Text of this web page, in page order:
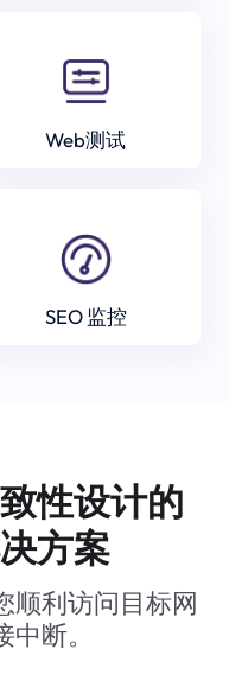
Web测试
SEO 监控
性设计的
方案
顺利访问目标网
断。